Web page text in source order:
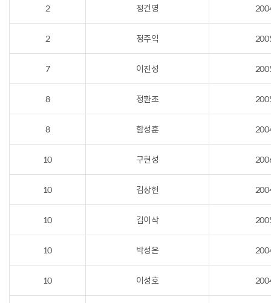
2 정건영
2 정주익
7 이진성
8 정환조
8 함성훈
10 구현성
10 김상헌
10 김이삭
10 박성온
10 이성호